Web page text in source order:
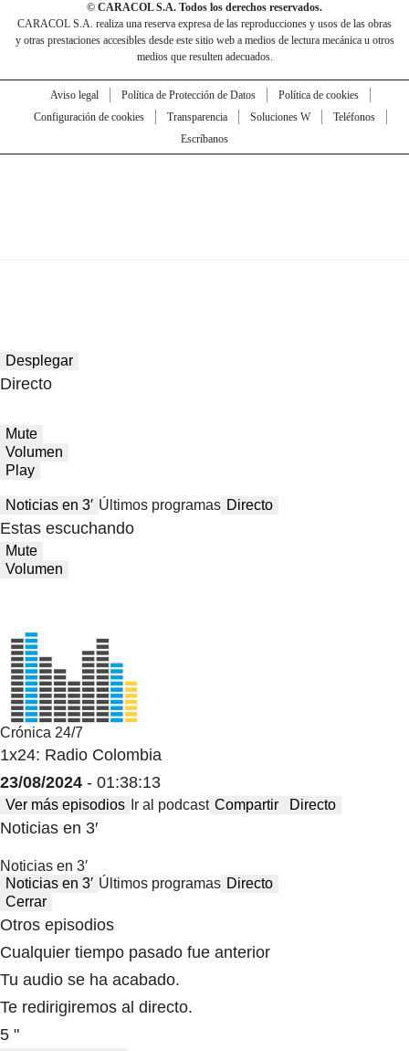
© CARACOL S.A. Todos los derechos reservados.
CARACOL S.A. realiza una reserva expresa de las reproducciones y usos de las obras
y otras prestaciones accesibles desde este sitio web a medios de lectura mecánica u otros
medios que resulten adecuados.
Aviso legal Política de Protección de Datos
Política de cookies
Configuración de cookies
Transparencia Soluciones W
Teléfonos
Escríbanos
Desplegar
Directo
Mute
Volumen
Play
Noticias en 3′ Últimos programas Directo
Estas escuchando
Mute
Volumen
Crónica 24/7
1x24: Radio Colombia
23/08/2024 - 01:38:13
Ver más episodios Ir al podcast Compartir Directo
Noticias en 3′
Noticias en 3′
Noticias en 3′ Últimos programas Directo
Cerrar
Otros episodios
Cualquier tiempo pasado fue anterior
Tu audio se ha acabado.
Te redirigiremos al directo.
5 "